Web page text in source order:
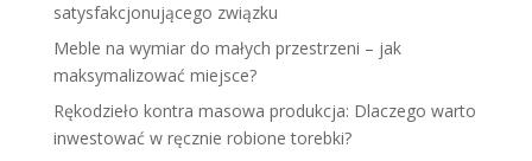
satysfakcjonującego związku
Meble na wymiar do małych przestrzeni – jak
maksymalizować miejsce?
Rękodzieło kontra masowa produkcja: Dlaczego warto
inwestować w ręcznie robione torebki?